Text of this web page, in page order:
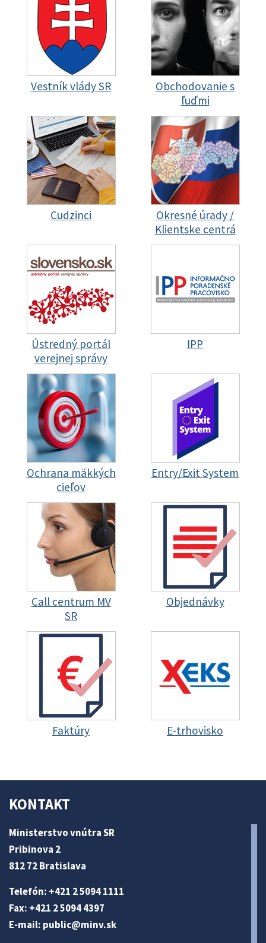
Vestník vlády SR
Obchodovanie s
ľuďmi
Cudzinci
Okresné úrady /
Klientske centrá
Ústredný portál
verejnej správy
IPP
Ochrana mäkkých
cieľov
Entry/Exit System
Call centrum MV
SR
Objednávky
Faktúry E-trhovisko
KONTAKT
Ministerstvo vnútra SR
Pribinova 2
812 72 Bratislava
Telefón: +421 2 5094 1111
Fax: +421 2 5094 4397
E-mail: public@minv.sk